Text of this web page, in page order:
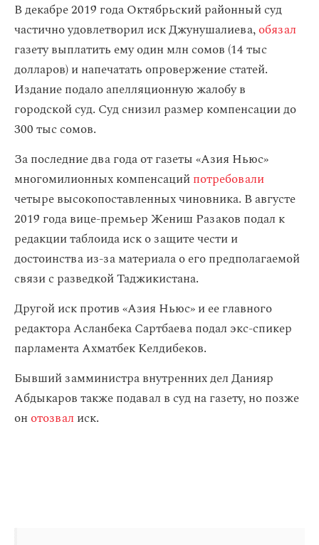
В декабре 2019 года Октябрьский районный суд
частично удовлетворил иск Джунушалиева,обязал
газету выплатить ему один млн сомов (14 тыс
долларов) и напечатать опровержение статей.
Издание подало апелляционную жалобу в
городской суд. Суд снизил размер компенсации до
300 тыс сомов.
За последние два года от газеты «Азия Ньюс»
многомилионных компенсацийпотребовали
четыре высокопоставленных чиновника. В августе
2019 года вице-премьер Жениш Разаков подал к
редакции таблоида иск о защите чести и
достоинства из-за материала о его предполагаемой
связи с разведкой Таджикистана.
Другой иск против «Азия Ньюс» и ее главного
редактора Асланбека Сартбаева подал экс-спикер
парламента Ахматбек Келдибеков.
Бывший замминистра внутренних дел Данияр
Абдыкаров также подавал в суд на газету, но позже
он отозвал иск.